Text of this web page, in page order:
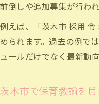
前倒しや追加募集が行わ
例えば、「茨木市 採用
められます。過去の例で
ュールだけでなく最新動
茨木市で保育教諭を